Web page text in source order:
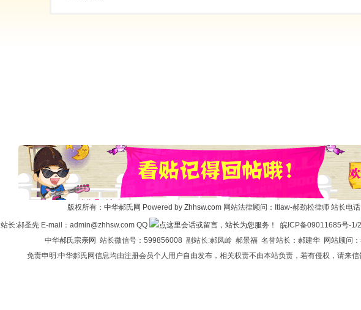
版权所有： 中华郝氏网 Powered by Zhhsw.com 网站法律顾问：Itlaw-郝劲松律师 站长电
站长:郝圣先 E-mail：admin@zhhsw.com QQ 皖ICP备09011685号-1/2
中华郝氏宗亲网 站长微信号：599856008 副站长:郝凤岭 郝景福 名誉站长：郝建华 网站顾问：
免责申明:中华郝氏网信息均由注册会员个人用户自由发布，相关权责不由本站负责，若有侵权，请来信